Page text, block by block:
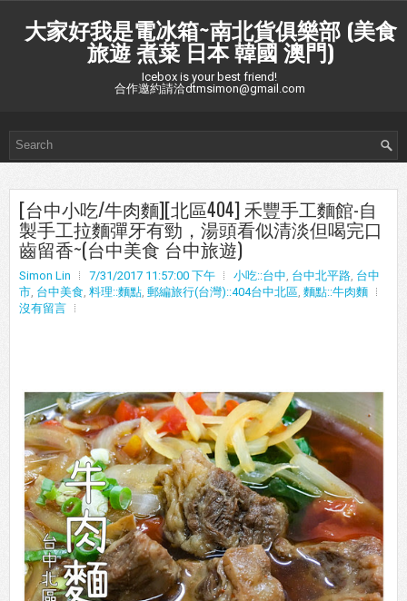
大家好我是電冰箱~南北貨俱樂部 (美食
旅遊 煮菜 日本 韓國 澳門)
Icebox is your best friend!
合作邀約請洽dtmsimon@gmail.com
[台中小吃/牛肉麵][北區404] 禾豐手工麵館-自
製手工拉麵彈牙有勁，湯頭看似清淡但喝完口
齒留香~(台中美食 台中旅遊)
Simon Lin 7/31/2017 11:57:00 下午 小吃::台中, 台中北平路, 台中
市, 台中美食, 料理::麵點, 郵編旅行(台灣)::404台中北區, 麵點::牛肉麵
沒有留言